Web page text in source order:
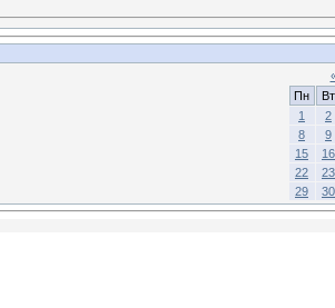
Пн
Вт
1
2
8
9
15
16
22
23
29
30